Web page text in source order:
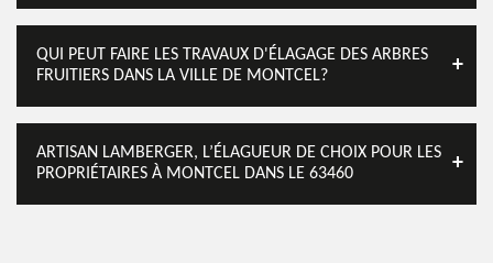
QUI PEUT FAIRE LES TRAVAUX D'ÉLAGAGE DES ARBRES
FRUITIERS DANS LA VILLE DE MONTCEL?
ARTISAN LAMBERGER, L’ÉLAGUEUR DE CHOIX POUR LES
PROPRIÉTAIRES À MONTCEL DANS LE 63460